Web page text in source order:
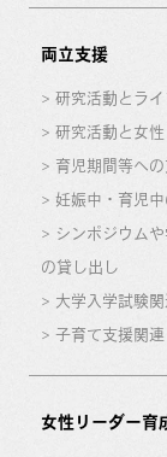
両立支援
研究活動とラ
研究活動と女
育児期間等への
妊娠中・育児
シンポジウム
の貸し出し
大学入学試験
子育て支援関
女性リーダー育